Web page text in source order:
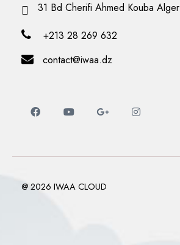
31 Bd Cherifi Ahmed Kouba Alger
+213 28 269 632
contact@iwaa.dz
@ 2026 IWAA CLOUD